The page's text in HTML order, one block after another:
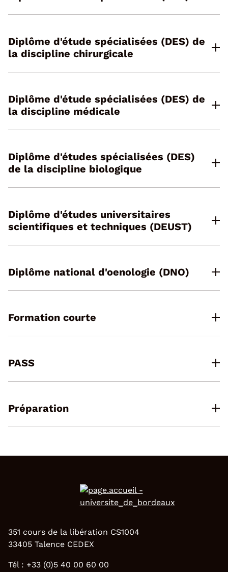
Diplôme d'étude spécialisées (DES) de
la discipline chirurgicale
Diplôme d'étude spécialisées (DES) de
la discipline médicale
Diplôme d'études spécialisées (DES)
de la discipline biologique
Diplôme d'études universitaires
scientifiques et techniques (DEUST)
Diplôme national d'oenologie (DNO)
Formation courte
PASS
Préparation
351 cours de la libération CS1004
33405 Talence CEDEX
Tél : +33 (0)5 40 00 60 00